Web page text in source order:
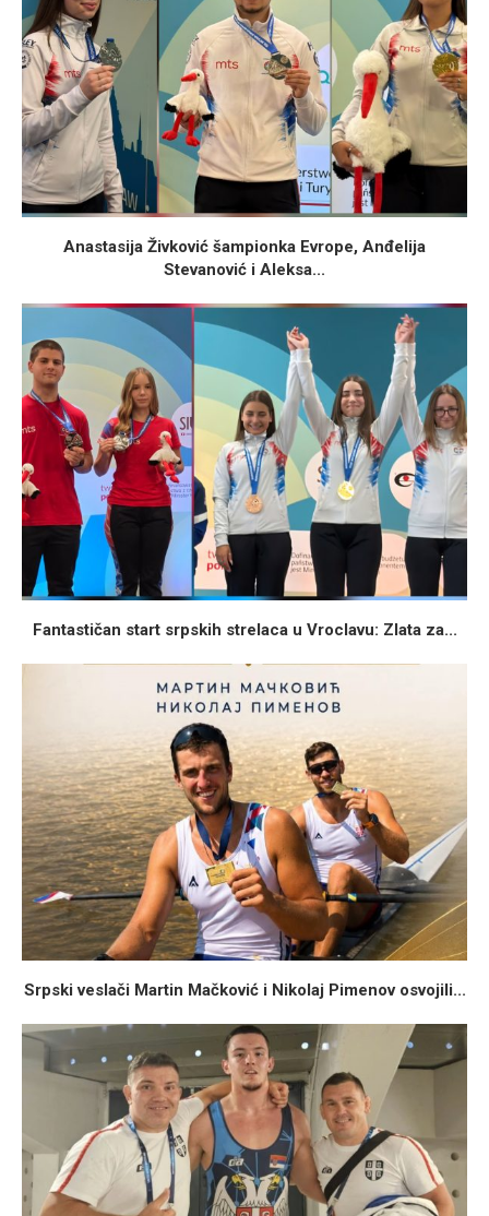
Anastasija Živković šampionka Evrope, Anđelija
Stevanović i Aleksa...
Fantastičan start srpskih strelaca u Vroclavu: Zlata za...
Srpski veslači Martin Mačković i Nikolaj Pimenov osvojili...